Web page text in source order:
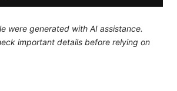
were generated with AI assistance.
important details before relying on